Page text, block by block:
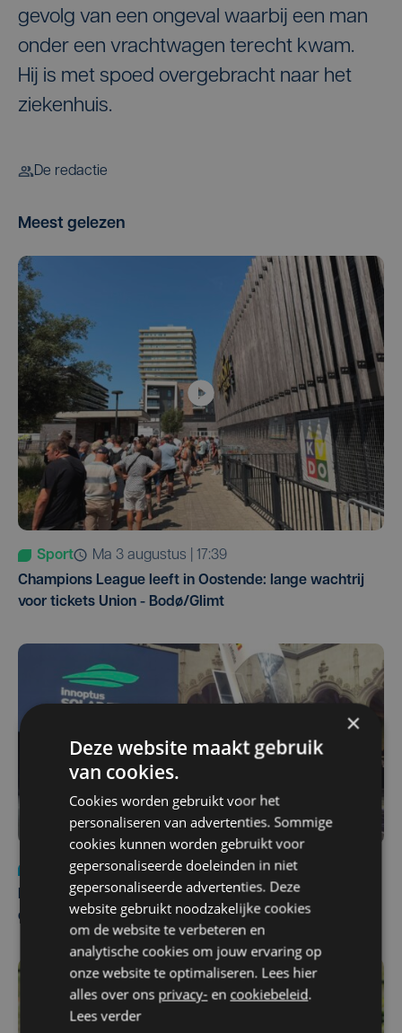
gevolg van een ongeval waarbij een man
onder een vrachtwagen terecht kwam.
Hij is met spoed overgebracht naar het
ziekenhuis.
De redactie
Meest gelezen
Sport
ma 3 augustus | 17:39
Champions League leeft in Oostende: lange wachtrij
voor tickets Union - Bodø/Glimt
Nieuws
za 1 augustus | 22:36
Belgisch Solar Team met West-Vlamingen wint voor
eerst in VS
×
Deze website maakt gebruik
van cookies.
Cookies worden gebruikt voor het
personaliseren van advertenties. Sommige
cookies kunnen worden gebruikt voor
gepersonaliseerde doeleinden in niet
gepersonaliseerde advertenties. Deze
website gebruikt noodzakelijke cookies
om de website te verbeteren en
analytische cookies om jouw ervaring op
onze website te optimaliseren. Lees hier
alles over ons privacy- en cookiebeleid.
Lees verder